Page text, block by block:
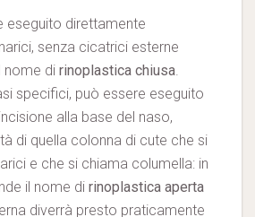
eseguito direttamente
senza cicatrici esterne
nome di rinoplastica chiusa.
specifici, può essere eseguito
alla base del naso,
di quella colonna di cute che si
e che si chiama columella: in
il nome di rinoplastica aperta
diverrà presto praticamente